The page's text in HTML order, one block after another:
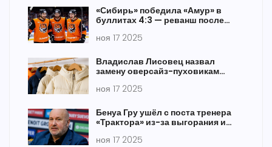
«Сибирь» победила «Амур» в
буллитах 4:3 — реванш после
ноя 17 2025
Владислав Лисовец назвал
замену оверсайз-пуховикам
ноя 17 2025
Бенуа Гру ушёл с поста тренера
«Трактора» из-за выгорания и
ноя 17 2025